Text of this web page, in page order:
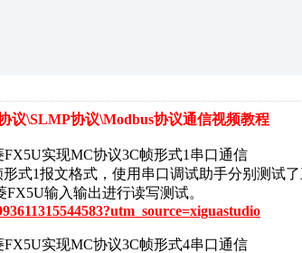
议\SLMP协议\Modbus协议通信视频教程
FX5U实现MC协议3C帧形式1串口通信
式1报文格式，使用串口调试助手分别测试
输入输出进行读写测试。
FX5U实现MC协议3C帧形式4串口通信